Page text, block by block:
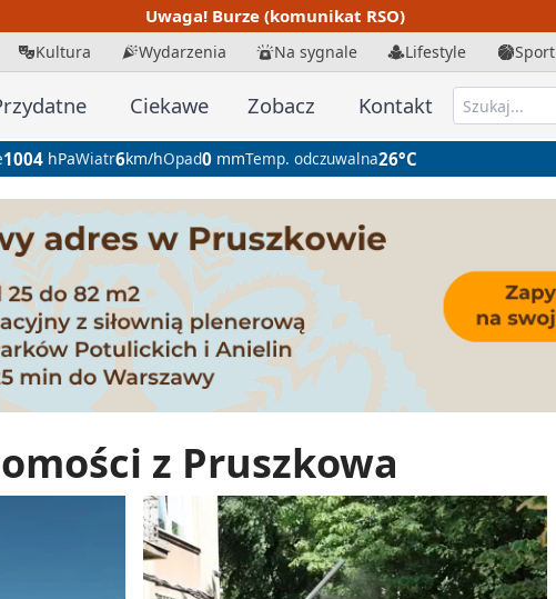
Uwaga! Burze (komunikat RSO)
Kultura Wydarzenia Na sygnale Lifestyle Sport
Ciekawe Zobacz Kontakt
1004 hPaWiatr6km/hOpad0 mmTemp. odczuwalna26°C
z Pruszkowa